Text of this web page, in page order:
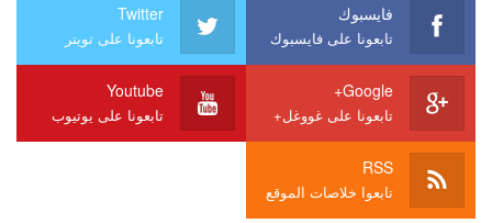
فايسبوك
تابعونا على فايسبوك
Twitter
تابعونا على تويتر
Google+
تابعونا على غووغل+
Youtube
تابعونا على يوتيوب
RSS
تابعوا خلاصات الموقع